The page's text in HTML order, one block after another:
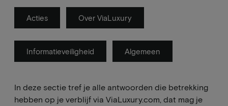
Acties Over ViaLuxury
Informatieveiligheid Algemeen
In deze sectie tref je alle antwoorden die betrekking
hebben op je verblijf via ViaLuxury.com, dat mag je